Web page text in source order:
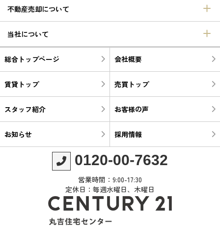
不動産売却について
当社について
総合トップページ 会社概要
賃貸トップ 売買トップ
スタッフ紹介 お客様の声
お知らせ 採用情報
0120-00-7632
営業時間：9:00-17:30
定休日：毎週水曜日、木曜日